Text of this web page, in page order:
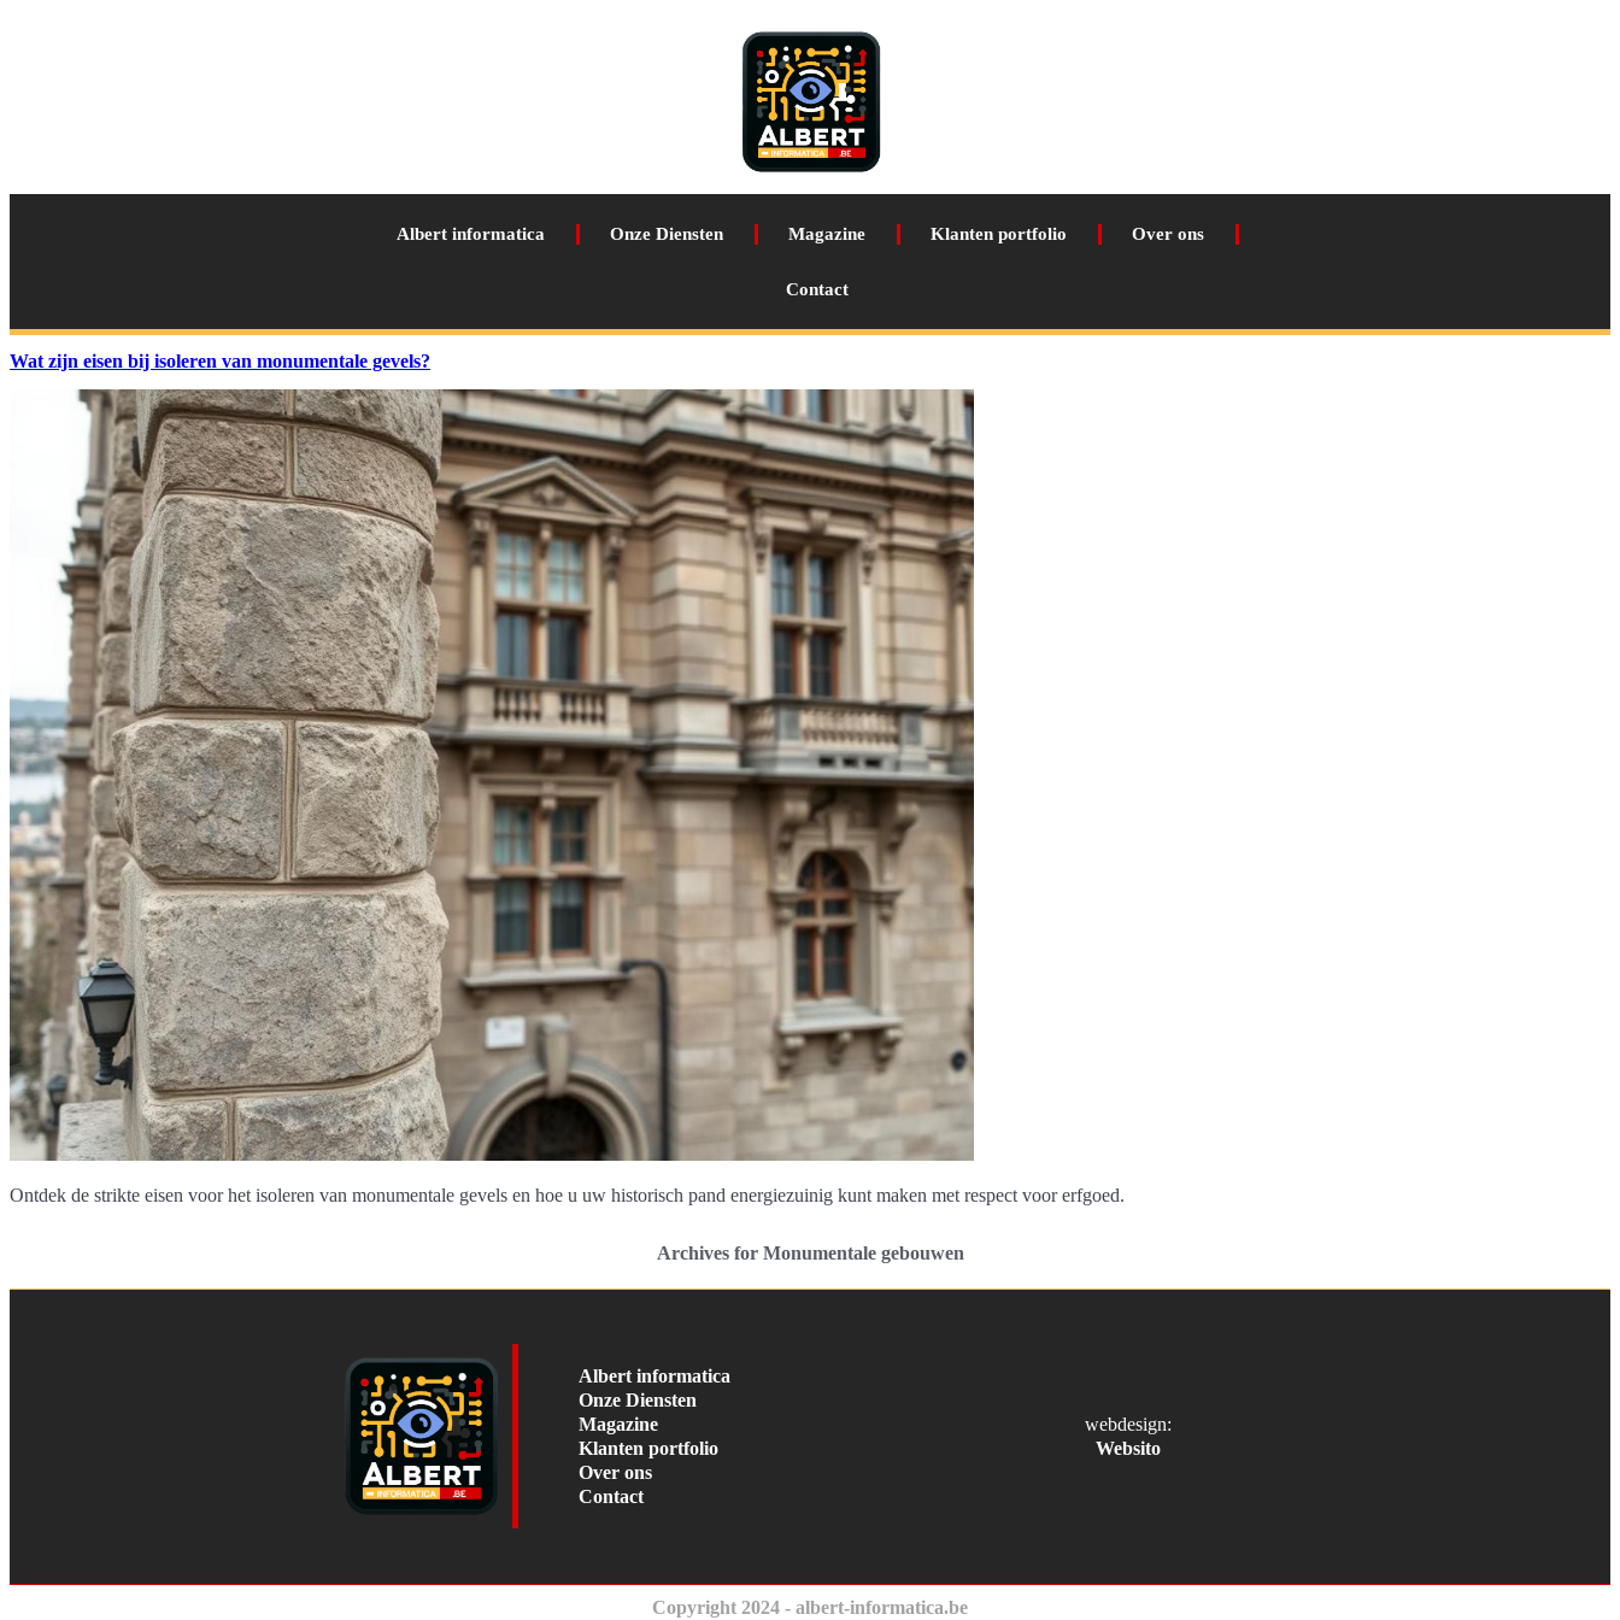
Albert informatica Onze Diensten Magazine Klanten portfolio Over ons
Contact
Wat zijn eisen bij isoleren van monumentale gevels?
Ontdek de strikte eisen voor het isoleren van monumentale gevels en hoe u uw historisch pand energiezuinig kunt maken met respect voor erfgoed.
Archives for Monumentale gebouwen
Albert informatica
Onze Diensten
Magazine
Klanten portfolio
Over ons
Contact
webdesign:
Websito
Copyright 2024 - albert-informatica.be